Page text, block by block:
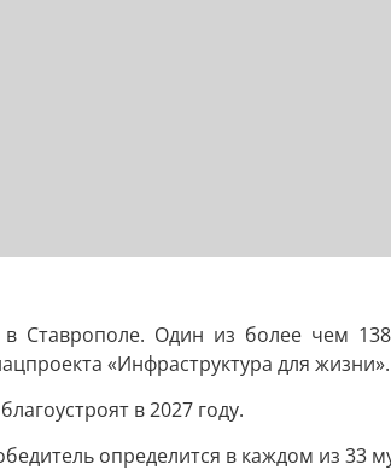
Один из более чем
«Инфраструктура для жизни».
в 2027 году.
определится в каждом из 33